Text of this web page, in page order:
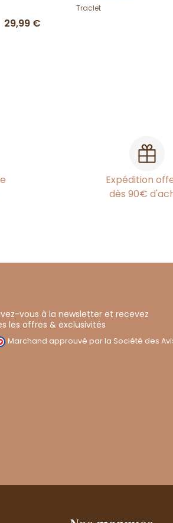
29,99 €
Traclet
Expédition
dès 90€
vous à la newsletter et recevez
les offres & exclusivités
Marchand approuvé par la Société des